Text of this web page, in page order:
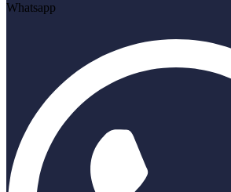
Whatsapp